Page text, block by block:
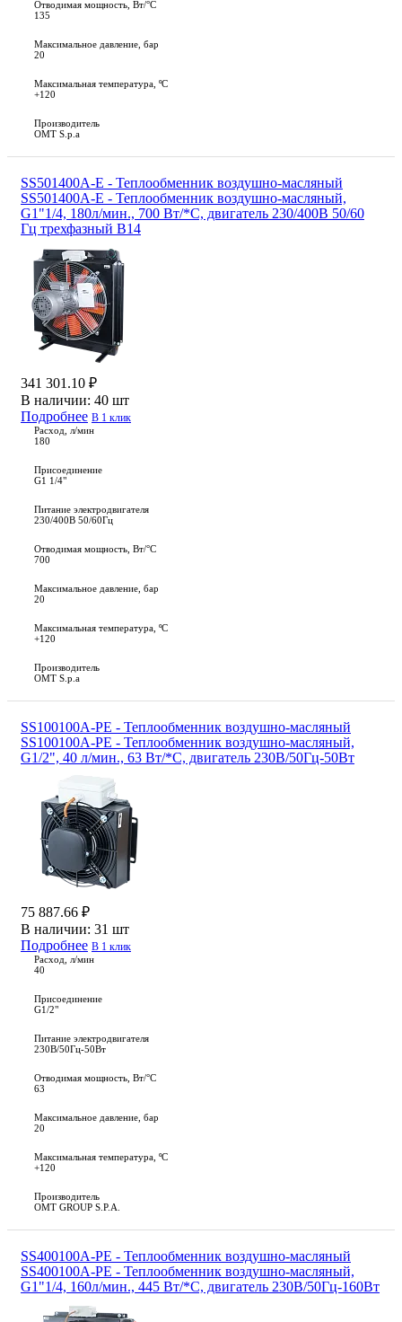
Отводимая мощность, Вт/°C
135
Максимальное давление, бар
20
Максимальная температура, ºС
+120
Производитель
OMT S.p.a
SS501400A-E - Теплообменник воздушно-масляный
SS501400A-E - Теплообменник воздушно-масляный,
G1"1/4, 180л/мин., 700 Вт/*С, двигатель 230/400В 50/60
Гц трехфазный B14
341 301.10 ₽
В наличии: 40 шт
Подробнее В 1 клик
Расход, л/мин
180
Присоединение
G1 1/4"
Питание электродвигателя
230/400В 50/60Гц
Отводимая мощность, Вт/°C
700
Максимальное давление, бар
20
Максимальная температура, ºС
+120
Производитель
OMT S.p.a
SS100100A-PE - Теплообменник воздушно-масляный
SS100100A-PE - Теплообменник воздушно-масляный,
G1/2", 40 л/мин., 63 Вт/*С, двигатель 230В/50Гц-50Вт
75 887.66 ₽
В наличии: 31 шт
Подробнее В 1 клик
Расход, л/мин
40
Присоединение
G1/2"
Питание электродвигателя
230В/50Гц-50Вт
Отводимая мощность, Вт/°C
63
Максимальное давление, бар
20
Максимальная температура, ºС
+120
Производитель
OMT GROUP S.P.A.
SS400100A-PE - Теплообменник воздушно-масляный
SS400100A-PE - Теплообменник воздушно-масляный,
G1"1/4, 160л/мин., 445 Вт/*С, двигатель 230В/50Гц-160Вт